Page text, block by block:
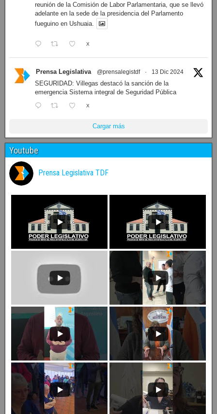
reunión de la Comisión de Labor Parlamentaria, que se llevó
adelante en la sede de la presidencia del Parlamento
fueguino en Ushuaia.
X
Prensa Legislativa @prensalegistdf · 13 Dic 2024
SEGURIDAD: Villegas destacó la sanción de la
emergencia Sistema integral de Seguridad Pública
X
Cargar más
Youtube
Prensa Legislativa TDF